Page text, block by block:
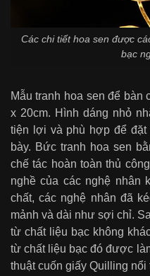
Các chi tiết hoa sen được
bạc
Mẫu tranh hoa sen để
x 20cm. Hình dáng nhỏ
tiện lợi và phù hợp để đặt
bày. Bức tranh hoa sen
chế tác hoàn toàn thủ
nghề của các nghệ nhân
chất, các nghệ nhân đã
mảnh và dài như sợi chỉ.
từ chất liệu bạc không
từ chất liệu bạc đó được
thuật cuốn giấy Quilling